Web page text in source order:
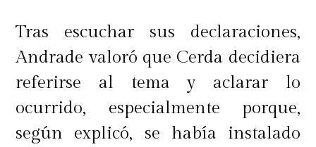
Tras escuchar sus declaraciones,
Andrade valoró que Cerda decidiera
referirse al tema y aclarar lo
ocurrido, especialmente porque,
según explicó, se había instalado